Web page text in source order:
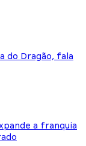
do Dragão, fala
a franquia